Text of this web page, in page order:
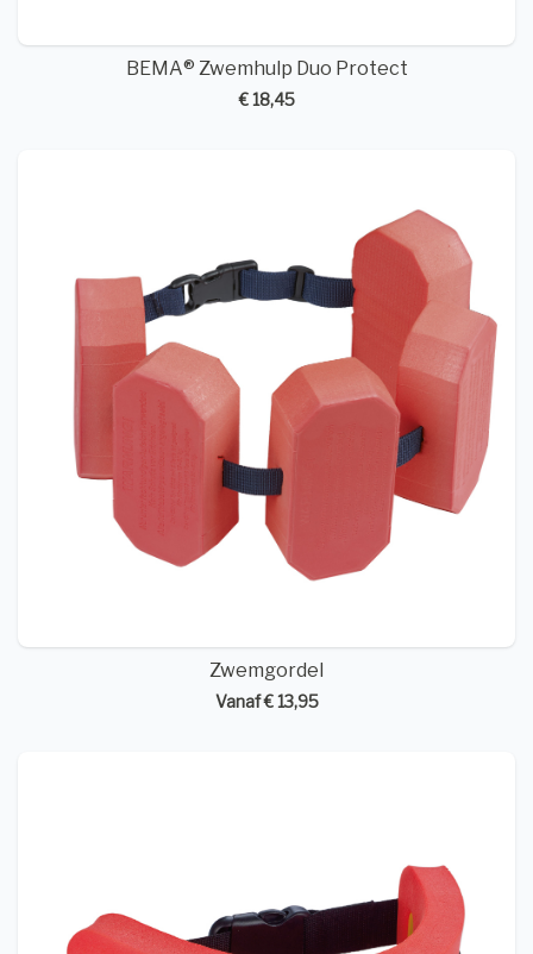
BEMA® Zwemhulp Duo Protect
€ 18,45
Zwemgordel
Vanaf € 13,95